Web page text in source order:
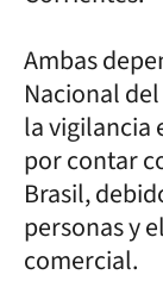
Ambas
Nacional
la vigilancia
por contar
Brasil,
personas y
comercial.